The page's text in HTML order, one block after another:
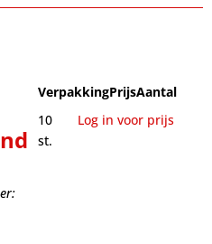
VerpakkingPrijsAantal
10
st.
Log in voor prijs